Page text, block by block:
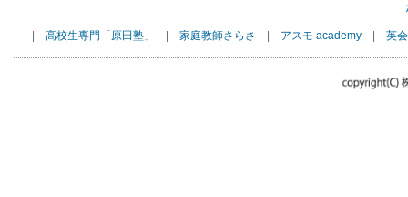
高校生専門「原田塾」 家庭教師さらさ アスモ academy| 英